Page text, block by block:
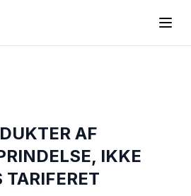
AF
IKKE